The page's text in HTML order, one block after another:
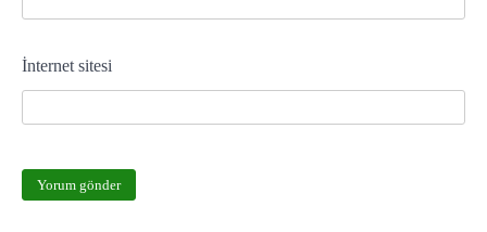
İnternet sitesi